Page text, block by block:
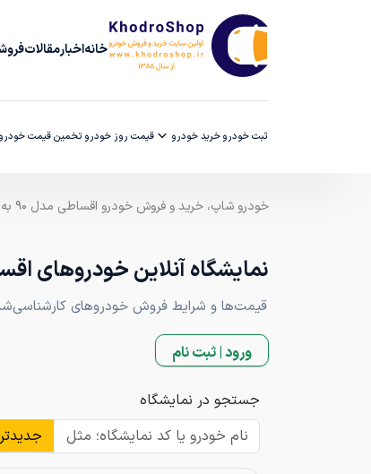
خانهاخبارمقالات
ثبت خودروخرید خودرو قیمت روز خودرو تخمین قیمت خودرو
خودرو شاپ، خرید و فروش خودرو اقساطی مدل ۹۰ به بالا با ضمانت کارشناسی
نمایشگاه آنلاین خودروهای
قیمت‌ها و شرایط فروش خودروهای
ورود | ثبت نام
جستجو در نمایشگاه